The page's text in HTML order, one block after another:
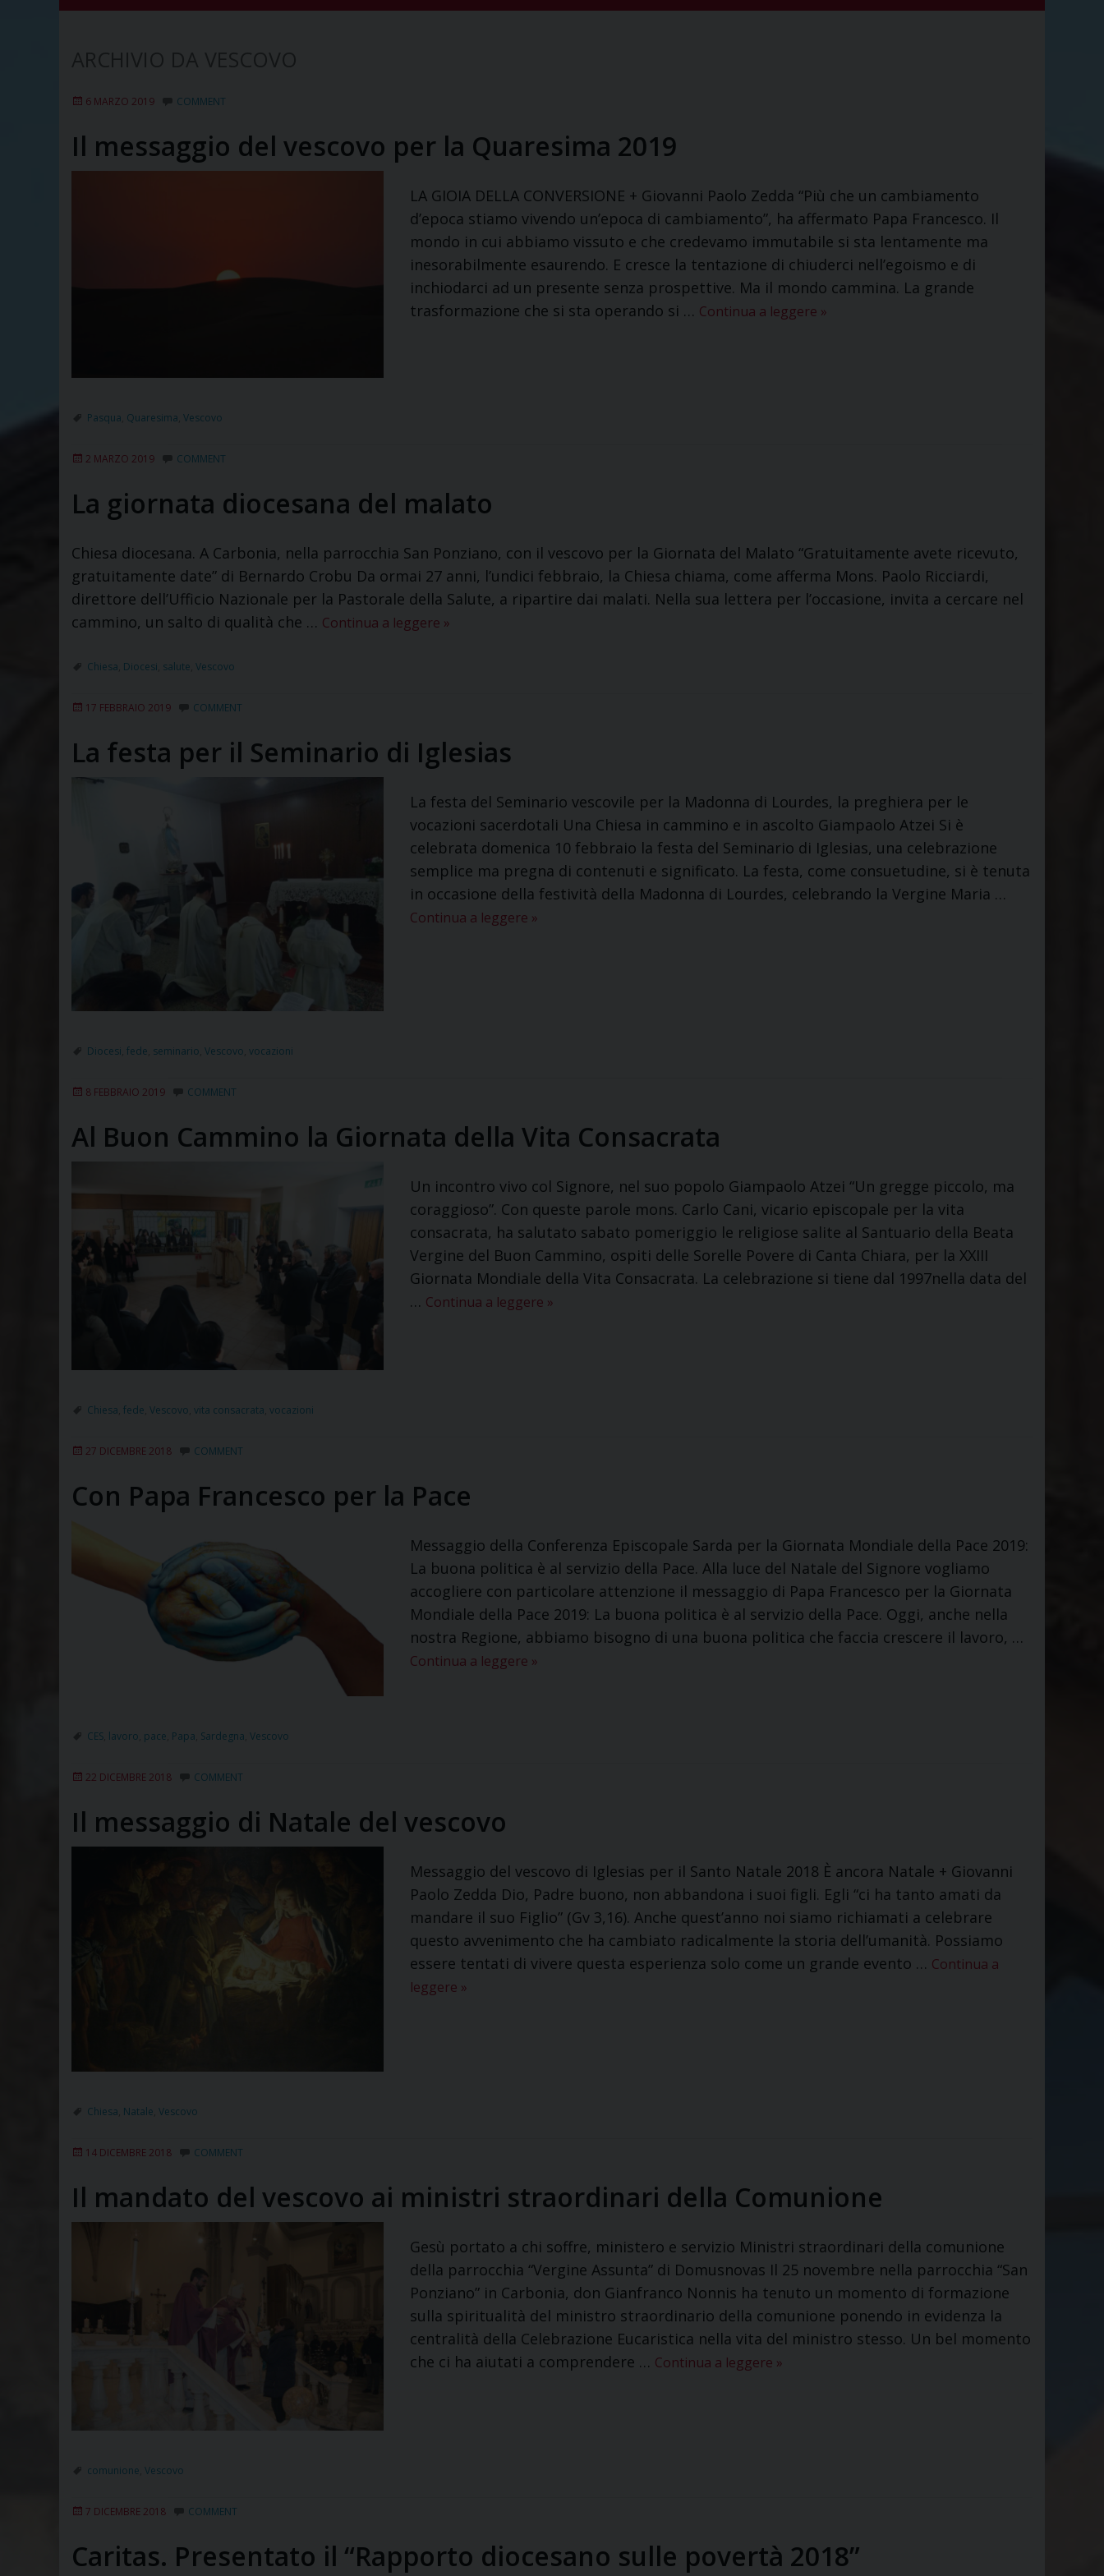
6 MARZO 2019 COMMENT
Il messaggio del vescovo per la Quaresima 2019
LA GIOIA DELLA CONVERSIONE + Giovanni Paolo Zedda “Più che un cambiamento
d’epoca stiamo vivendo un’epoca di cambiamento”, ha affermato Papa Francesco. Il
mondo in cui abbiamo vissuto e che credevamo immutabile si sta lentamente ma
inesorabilmente esaurendo. E cresce la tentazione di chiuderci nell’egoismo e di
inchiodarci ad un presente senza prospettive. Ma il mondo cammina. La grande
trasformazione che si sta operando si … Continua a leggere »
Pasqua Quaresima Vescovo
2 MARZO 2019 COMMENT
La giornata diocesana del malato
Chiesa diocesana. A Carbonia, nella parrocchia San Ponziano, con il vescovo per la Giornata del Malato “Gratuitamente avete ricevuto,
gratuitamente date” di Bernardo Crobu Da ormai 27 anni, l’undici febbraio, la Chiesa chiama, come afferma Mons. Paolo Ricciardi,
direttore dell’Ufficio Nazionale per la Pastorale della Salute, a ripartire dai malati. Nella sua lettera per l’occasione, invita a cercare nel
cammino, un salto di qualità che … Continua a leggere »
Chiesa Diocesi salute Vescovo
17 FEBBRAIO 2019 COMMENT
La festa per il Seminario di Iglesias
La festa del Seminario vescovile per la Madonna di Lourdes, la preghiera per le
vocazioni sacerdotali Una Chiesa in cammino e in ascolto Giampaolo Atzei Si è
celebrata domenica 10 febbraio la festa del Seminario di Iglesias, una celebrazione
semplice ma pregna di contenuti e significato. La festa, come consuetudine, si è tenuta
in occasione della festività della Madonna di Lourdes, celebrando la Vergine Maria …
Continua a leggere »
Diocesi fede seminario Vescovo vocazioni
8 FEBBRAIO 2019 COMMENT
Al Buon Cammino la Giornata della Vita Consacrata
Un incontro vivo col Signore, nel suo popolo Giampaolo Atzei “Un gregge piccolo, ma
coraggioso”. Con queste parole mons. Carlo Cani, vicario episcopale per la vita
consacrata, ha salutato sabato pomeriggio le religiose salite al Santuario della Beata
Vergine del Buon Cammino, ospiti delle Sorelle Povere di Canta Chiara, per la XXIII
Giornata Mondiale della Vita Consacrata. La celebrazione si tiene dal 1997nella data del
… Continua a leggere »
Chiesa fede Vescovo vita consacrata vocazioni
27 DICEMBRE 2018 COMMENT
Con Papa Francesco per la Pace
Messaggio della Conferenza Episcopale Sarda per la Giornata Mondiale della Pace 2019:
La buona politica è al servizio della Pace. Alla luce del Natale del Signore vogliamo
accogliere con particolare attenzione il messaggio di Papa Francesco per la Giornata
Mondiale della Pace 2019: La buona politica è al servizio della Pace. Oggi, anche nella
nostra Regione, abbiamo bisogno di una buona politica che faccia crescere il lavoro, …
Continua a leggere »
CES lavoro pace Papa Sardegna Vescovo
22 DICEMBRE 2018 COMMENT
Il messaggio di Natale del vescovo
Messaggio del vescovo di Iglesias per il Santo Natale 2018 È ancora Natale + Giovanni
Paolo Zedda Dio, Padre buono, non abbandona i suoi figli. Egli “ci ha tanto amati da
mandare il suo Figlio” (Gv 3,16). Anche quest’anno noi siamo richiamati a celebrare
questo avvenimento che ha cambiato radicalmente la storia dell’umanità. Possiamo
essere tentati di vivere questa esperienza solo come un grande evento … Continua a
leggere »
Chiesa Natale Vescovo
14 DICEMBRE 2018 COMMENT
Il mandato del vescovo ai ministri straordinari della Comunione
Gesù portato a chi soffre, ministero e servizio Ministri straordinari della comunione
della parrocchia “Vergine Assunta” di Domusnovas Il 25 novembre nella parrocchia “San
Ponziano” in Carbonia, don Gianfranco Nonnis ha tenuto un momento di formazione
sulla spiritualità del ministro straordinario della comunione ponendo in evidenza la
centralità della Celebrazione Eucaristica nella vita del ministro stesso. Un bel momento
che ci ha aiutati a comprendere … Continua a leggere »
comunione Vescovo
7 DICEMBRE 2018 COMMENT
Caritas. Presentato il “Rapporto diocesano sulle povertà 2018”